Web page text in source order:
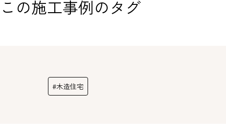
この施工事例のタグ
#木造住宅